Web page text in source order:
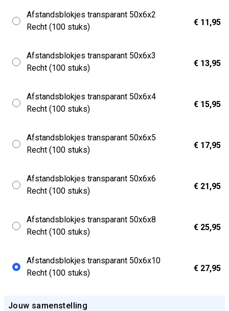
Afstandsblokjes transparant 50x6x2
Recht (100 stuks)
€ 11,95
Afstandsblokjes transparant 50x6x3
Recht (100 stuks)
€ 13,95
Afstandsblokjes transparant 50x6x4
Recht (100 stuks)
€ 15,95
Afstandsblokjes transparant 50x6x5
Recht (100 stuks)
€ 17,95
Afstandsblokjes transparant 50x6x6
Recht (100 stuks)
€ 21,95
Afstandsblokjes transparant 50x6x8
Recht (100 stuks)
€ 25,95
Afstandsblokjes transparant 50x6x10
Recht (100 stuks)
€ 27,95
Jouw samenstelling